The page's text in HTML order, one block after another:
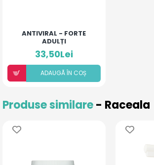
ANTIVIRAL - FORTE
ADULȚI
33,50Lei
ADAUGÃ ÎN COȘ
Produse similare- Raceala